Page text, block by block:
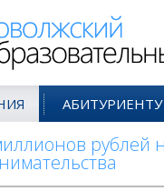
АБИТУРИЕНТУ
рублей